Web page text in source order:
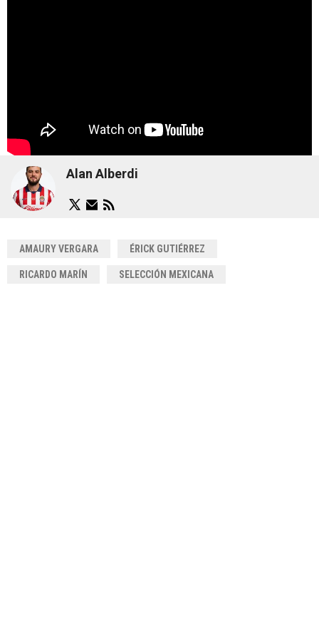
Alan Alberdi
AMAURY VERGARA ÉRICK GUTIÉRREZ
RICARDO MARÍN SELECCIÓN MEXICANA